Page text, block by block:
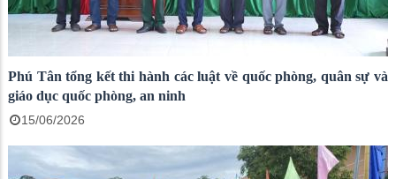
Phú Tân tổng kết thi hành các luật về quốc phòng, quân sự và
giáo dục quốc phòng, an ninh
15/06/2026